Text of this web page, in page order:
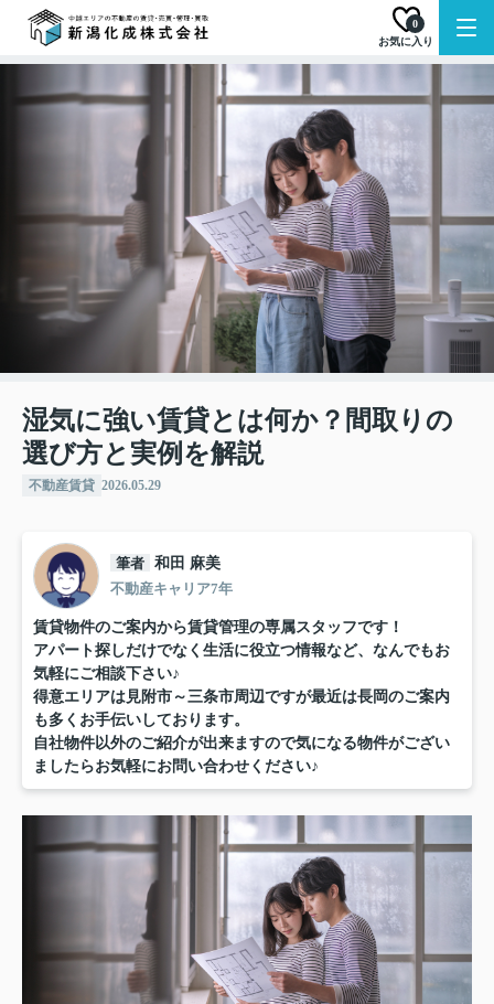
お気に入り
0
湿気に強い賃貸とは何か？間取りの
選び方と実例を解説
不動産賃貸 2026.05.29
筆者 和田 麻美
不動産キャリア7年
賃貸物件のご案内から賃貸管理の専属スタッフです！
アパート探しだけでなく生活に役立つ情報など、なんでもお
気軽にご相談下さい♪
得意エリアは見附市～三条市周辺ですが最近は長岡のご案内
も多くお手伝いしております。
自社物件以外のご紹介が出来ますので気になる物件がござい
ましたらお気軽にお問い合わせください♪